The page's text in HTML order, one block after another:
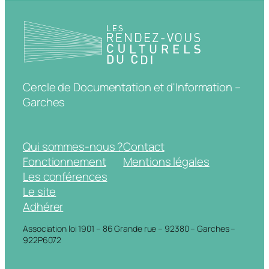
Cercle de Documentation et d'Information –
Garches
Qui sommes-nous ?
Fonctionnement
Les conférences
Le site
Adhérer
Contact
Mentions légales
Association loi 1901 – 86 Grande rue – 92380 – Garches –
922P6072